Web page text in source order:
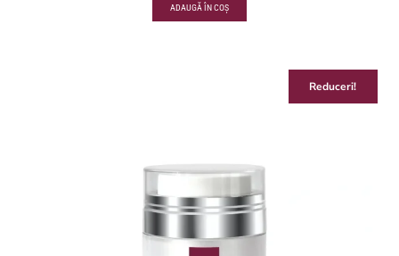
ADAUGĂ ÎN COȘ
Reduceri!